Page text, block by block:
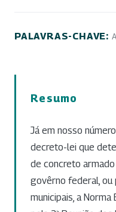
PALAVRAS-CHAVE:
Resumo
Já em nosso
decreto-lei que
de concreto
govêrno federal, ou
municipais, a